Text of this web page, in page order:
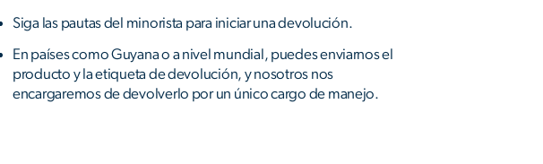
Siga las pautas del minorista para iniciar una devolución.
En países como Guyana o a nivel mundial, puedes enviarnos el
producto y la etiqueta de devolución, y nosotros nos
encargaremos de devolverlo por un único cargo de manejo.